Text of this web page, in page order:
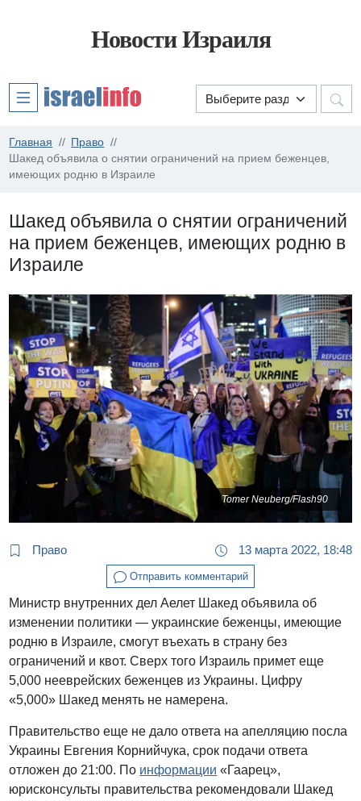
Новости Израиля
Главная
Право
Шакед объявила о снятии ограничений на прием беженцев,
имеющих родню в Израиле
Шакед объявила о снятии ограничений
на прием беженцев, имеющих родню в
Израиле
Tomer Neuberg/Flash90
Право 13 марта 2022, 18:48
Отправить комментарий
Министр внутренних дел Аелет Шакед объявила об
изменении политики — украинские беженцы, имеющие
родню в Израиле, смогут въехать в страну без
ограничений и квот. Сверх того Израиль примет еще
5,000 нееврейских беженцев из Украины. Цифру
«5,000» Шакед менять не намерена.
Правительство еще не дало ответа на апелляцию посла
Украины Евгения Корнийчука, срок подачи ответа
отложен до 21:00. По информации «Гаарец»,
юрисконсульты правительства рекомендовали Шакед